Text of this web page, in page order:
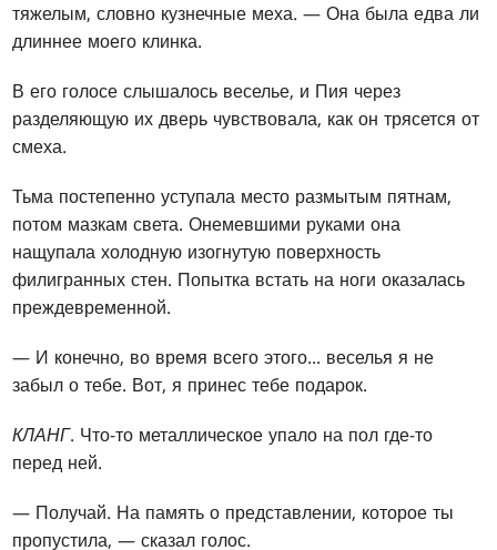
тяжелым, словно кузнечные меха. — Она была едва ли
длиннее моего клинка.
В его голосе слышалось веселье, и Пия через
разделяющую их дверь чувствовала, как он трясется от
смеха.
Тьма постепенно уступала место размытым пятнам,
потом мазкам света. Онемевшими руками она
нащупала холодную изогнутую поверхность
филигранных стен. Попытка встать на ноги оказалась
преждевременной.
— И конечно, во время всего этого... веселья я не
забыл о тебе. Вот, я принес тебе подарок.
КЛАНГ. Что-то металлическое упало на пол где-то
перед ней.
— Получай. На память о представлении, которое ты
пропустила, — сказал голос.